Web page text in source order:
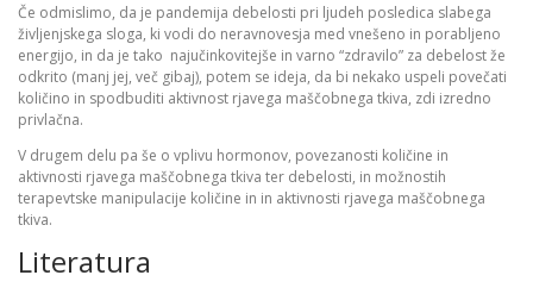
Če odmislimo, da je pandemija debelosti pri ljudeh posledica slabega
življenjskega sloga, ki vodi do neravnovesja med vnešeno in porabljeno
energijo, in da je tako najučinkovitejše in varno “zdravilo” za debelost že
odkrito (manj jej, več gibaj), potem se ideja, da bi nekako uspeli povečati
količino in spodbuditi aktivnost rjavega maščobnega tkiva, zdi izredno
privlačna.
V drugem delu pa še o vplivu hormonov, povezanosti količine in
aktivnosti rjavega maščobnega tkiva ter debelosti, in možnostih
terapevtske manipulacije količine in in aktivnosti rjavega maščobnega
tkiva.
Literatura